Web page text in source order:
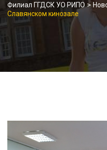
Филиал ГГДСК УО РИПО>
Славянском кинозале